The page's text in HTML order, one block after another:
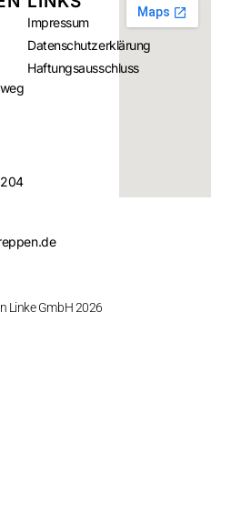
Impressum
Datenschutzerklärung
Haftungsausschluss
Linke GmbH 2026